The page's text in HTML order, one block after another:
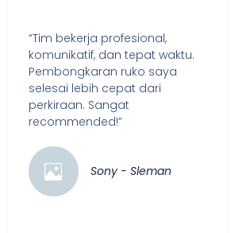
“Tim bekerja profesional,
komunikatif, dan tepat waktu.
Pembongkaran ruko saya
selesai lebih cepat dari
perkiraan. Sangat
recommended!”
Sony - Sleman